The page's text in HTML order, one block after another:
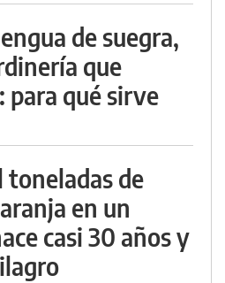
de suegra,
que
para qué sirve
toneladas de
en un
casi 30 años y